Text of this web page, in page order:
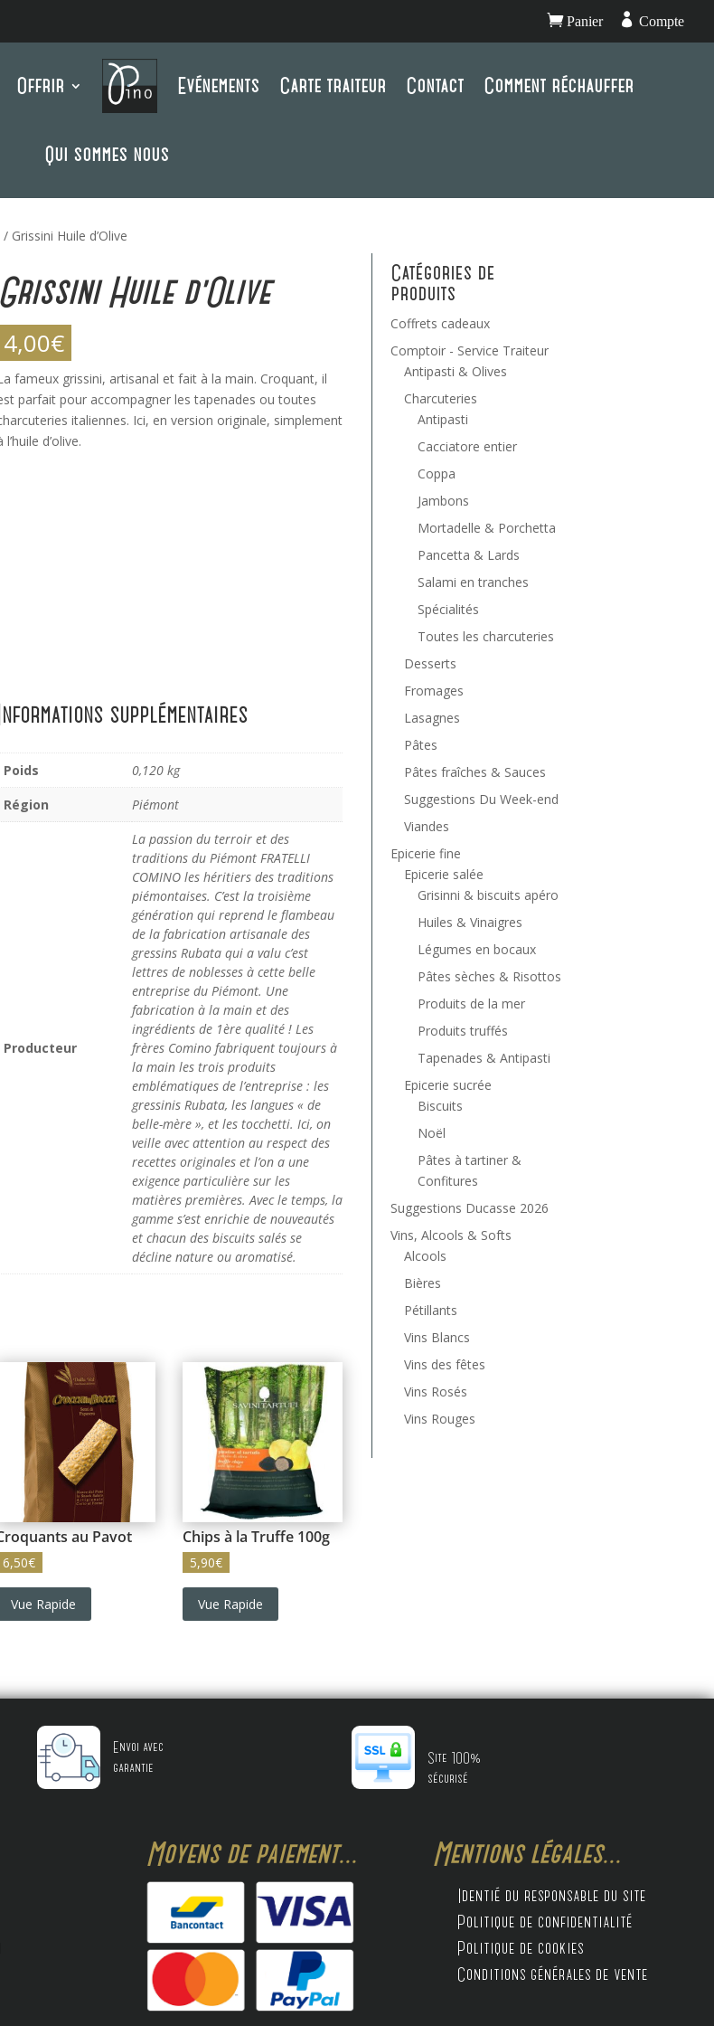
Panier  Compte
Offrir Evénements Carte traiteur Contact Comment réchauffer
Qui sommes nous
/ Grissini Huile d’Olive
Grissini Huile d’Olive
4,00€
fameux grissini, artisanal et fait à la main. Croquant, il
parfait pour accompagner les tapenades ou toutes
italiennes. Ici, en version originale, simplement
l’huile d’olive.
Informations supplémentaires
Poids
0,120 kg
Région
Piémont
Producteur
La passion du terroir et des
traditions du Piémont FRATELLI
COMINO les héritiers des traditions
piémontaises. C’est la troisième
génération qui reprend le flambeau
de la fabrication artisanale des
gressins Rubata qui a valu c’est
lettres de noblesses à cette belle
entreprise du Piémont. Une
fabrication à la main et des
ingrédients de 1ère qualité ! Les
frères Comino fabriquent toujours à
la main les trois produits
emblématiques de l’entreprise : les
gressinis Rubata, les langues « de
belle-mère », et les tocchetti. Ici, on
veille avec attention au respect des
recettes originales et l’on a une
exigence particulière sur les
matières premières. Avec le temps, la
gamme s’est enrichie de nouveautés
et chacun des biscuits salés se
décline nature ou aromatisé.
au Pavot
6,50€
Vue Rapide
Chips à la Truffe 100g
5,90€
Vue Rapide
Catégories de
produits
Coffrets cadeaux
Comptoir - Service Traiteur
Antipasti & Olives
Charcuteries
Antipasti
Cacciatore entier
Coppa
Jambons
Mortadelle & Porchetta
Pancetta & Lards
Salami en tranches
Spécialités
Toutes les charcuteries
Desserts
Fromages
Lasagnes
Pâtes
Pâtes fraîches & Sauces
Suggestions Du Week-end
Viandes
Epicerie fine
Epicerie salée
Grisinni & biscuits apéro
Huiles & Vinaigres
Légumes en bocaux
Pâtes sèches & Risottos
Produits de la mer
Produits truffés
Tapenades & Antipasti
Epicerie sucrée
Biscuits
Noël
Pâtes à tartiner &
Confitures
Suggestions Ducasse 2026
Vins, Alcools & Softs
Alcools
Bières
Pétillants
Vins Blancs
Vins des fêtes
Vins Rosés
Vins Rouges
Envoi avec
garantie
Site 100%
sécurisé
Moyens de paiement... Mentions légales...
Identié du responsable du site
Politique de confidentialité
Politique de cookies
Conditions générales de vente